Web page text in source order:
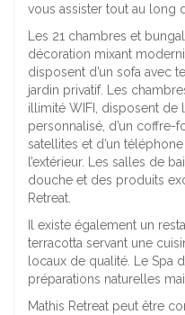
vous assister tout au long
Les 21 chambres et
décoration mixant
disposent d’un sofa avec
jardin privatif. Les
illimité WIFI, disposent de
personnalisé, d’un coffre-
satellites et d’un
l’extérieur. Les salles de
douche et des produits
Retreat.
Il existe également un
terracotta servant une
locaux de qualité. Le Spa
préparations naturelles
Mathis Retreat peut être